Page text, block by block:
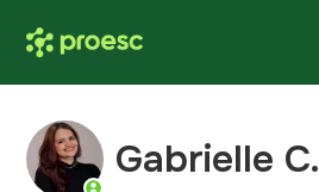
Gabrielle C.